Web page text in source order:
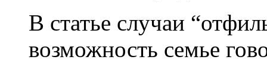
В статье случаи
возможность семье